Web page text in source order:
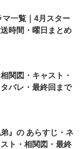
一覧｜4月スター
時間・曜日まとめ
関図・キャスト・
バレ・最終回まで
弟』の あらすじ・ネ
ト・相関図・最終